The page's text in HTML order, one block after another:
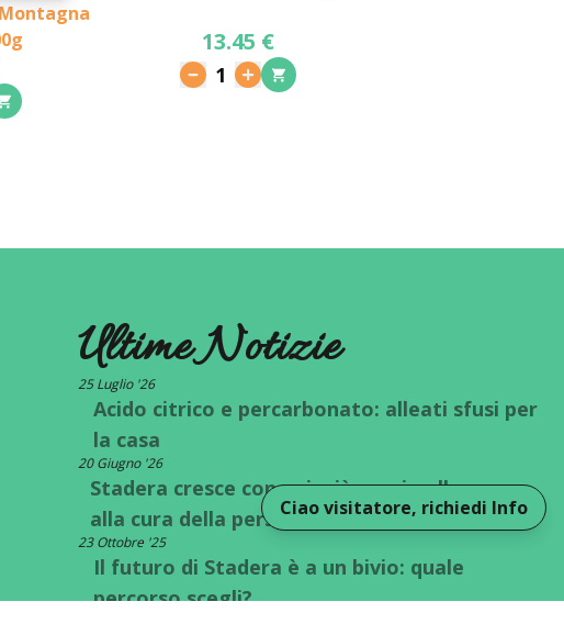
13.45 €
1
Ciao visitatore, richiedi Info
Ultime Notizie
25 Luglio '26
Acido citrico e percarbonato: alleati sfusi per
la casa
20 Giugno '26
Stadera cresce con voi: più spazio alla casa e
alla cura della persona
23 Ottobre '25
Il futuro di Stadera è a un bivio: quale
percorso scegli?